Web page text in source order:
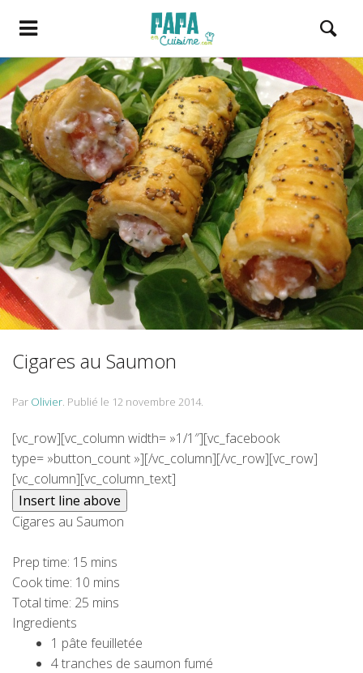
Cigares au Saumon
Par Olivier. Publié le 12 novembre 2014.
[vc_row][vc_column width= »1/1″][vc_facebook
type= »button_count »][/vc_column][/vc_row][vc_row]
[vc_column][vc_column_text]
Cigares au Saumon
Prep time: 15 mins
Cook time: 10 mins
Total time: 25 mins
Ingredients
1 pâte feuilletée
4 tranches de saumon fumé